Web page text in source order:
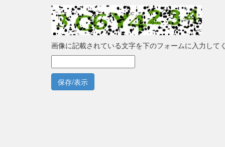
画像に記載されている文字を下のフォームに入力して
保存/表示